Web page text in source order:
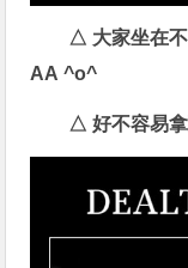
△ 大家坐在
AA ^o^
△好不容易